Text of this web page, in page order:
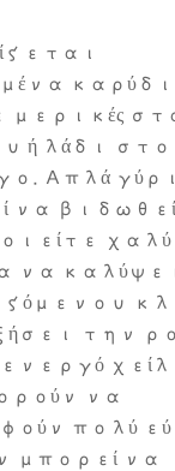
ή λάδι
Απλά
να
να
την
να
πολύ
μπορεί να